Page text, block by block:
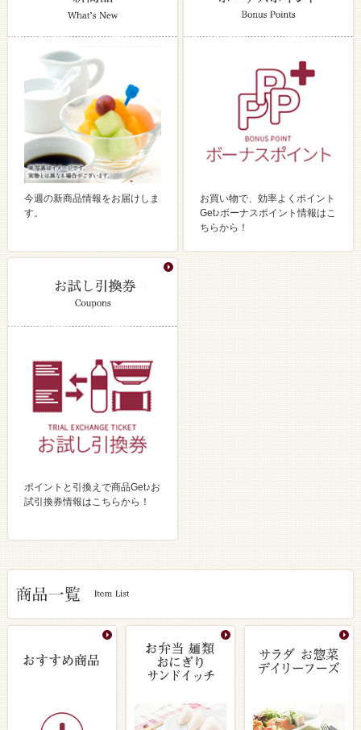
今週の新商品情報をお届けしま
す。
お買い物で、効率よくポイント
Get♪ボーナスポイント情報はこ
ちらから！
ポイントと引換えで商品Get♪お
試引換券情報はこちらから！